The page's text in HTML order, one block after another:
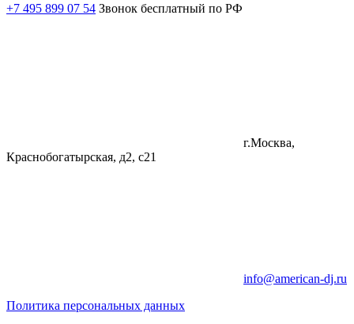
+7 495 899 07 54 Звонок бесплатный по РФ
г.Москва,
Краснобогатырская, д2, с21
info@american-dj.ru
Политика персональных данных